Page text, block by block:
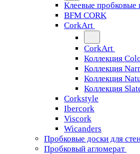
Клеевые
BFM CORK
CorkArt
CorkArt
Коллекция
Коллекция
Коллекция
Коллекция
Corkstyle
Ibercork
Viscork
Wicanders
Пробковые доски для
Пробковый агломерат